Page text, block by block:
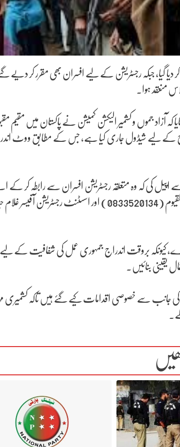
گیا، جبکہ رجسٹریشن کے لیے افسران بھی مقرر کر دیے
منعقد ہوا۔
کہ آزاد جموں و کشمیر الیکشن کمیشن نے پاکستان میں مقیم
کے لیے شیڈول جاری کیا ہے، جس کے مطابق ووٹ
اپیل کی کہ وہ متعلقہ رجسٹریشن افسران سے رابطہ کر کے
ووٹ کا اندراج یقینی بنائیں۔ اس سلسلے میں ڈسٹرکٹ الیکشن کمشنر عبدالقیوم (0833520134) اور اسسٹنٹ رجسٹریشن آفیسر
کیونکہ بروقت اندراج جمہوری عمل کی شفافیت کے لیے
یقینی بنائیں۔
کی جانب سے خصوصی اقدامات کیے گئے ہیں تاکہ کشمیری